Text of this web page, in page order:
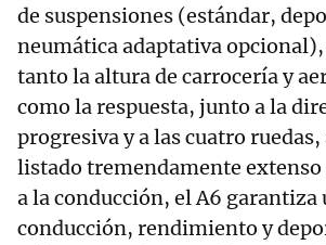
de suspensiones (estándar,
neumática adaptativa
tanto la altura de carrocería y
como la respuesta, junto a la
progresiva y a las cuatro
listado tremendamente extenso
a la conducción, el A6 garantiza
conducción, rendimiento y